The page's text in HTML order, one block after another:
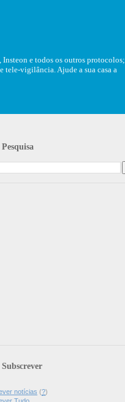
e todos os outros protocolos;
tele-vigilância. Ajude a sua casa a
Pesquisa
Subscrever
notícias (?)